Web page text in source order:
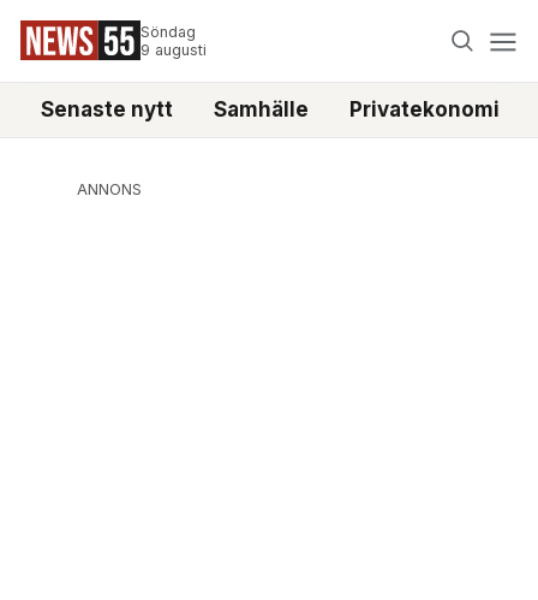
Söndag
9 augusti
Senaste nytt Samhälle Privatekonomi
ANNONS